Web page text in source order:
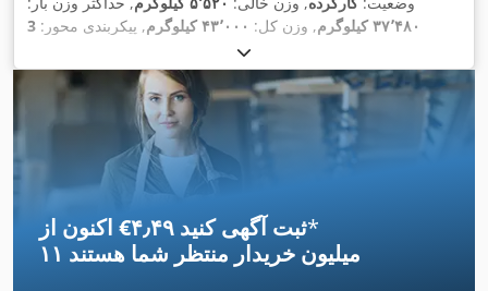
۳۷٬۴۸۰ کیلوگرم
, وزن کل: ۴۳٬۰۰۰ کیلوگرم , پیکربندی محور: 3
, ثبت‌نام اولیه:
سیستم تعلیق:هوا, سایز تایر: 385/55 R22,5 160K , رنگ:دیگر, نوع
چرخ‌دنده:دیگر , اندازه لاستیک جلو: 385/55 R22,5 160K, سایز تایر
385/55 R22,5 160K , کابین راننده: دیگر , کلاس انتشار:
تجهیزات: اِی‌بی‌اِس‎, ترمز بادی تحت فشار
اکنون از ‎€۴٫۴۹ ثبت آگهی کنید*
۱۱ میلیون خریدار منتظر شما هستند